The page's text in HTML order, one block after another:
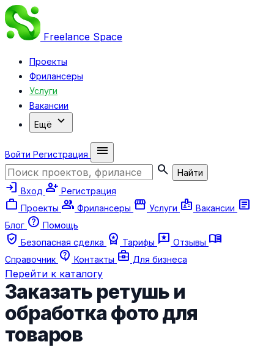
Freelance Space
Проекты
Фрилансеры
Услуги
Вакансии
Ещё expand_more
Войти Регистрация
menu
search
Найти
login Вход person_add Регистрация
work Проекты group Фрилансеры storefront Услуги badge Вакансии article
Блог help Помощь
verified_user Безопасная сделка workspace_premium Тарифы reviews Отзывы menu_book
Справочник contact_support Контакты business_center Для бизнеса
Перейти к каталогу
Заказать ретушь и
обработка фото для
товаров